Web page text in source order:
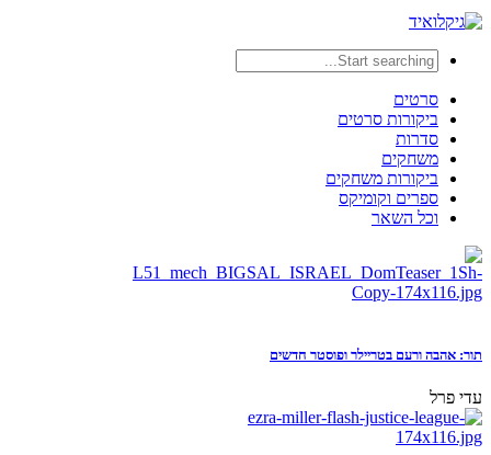
סרטים
ביקורות סרטים
סדרות
משחקים
ביקורות משחקים
ספרים וקומיקס
וכל השאר
תור: אהבה ורעם בטריילר ופוסטר חדשים
עדי פרל